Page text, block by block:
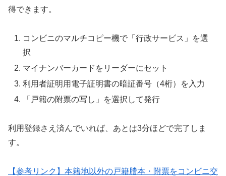
得できます。
コンビニのマルチコピー機で「行政サービス」を選
択
マイナンバーカードをリーダーにセット
利用者証明用電子証明書の暗証番号（4桁）を入力
「戸籍の附票の写し」を選択して発行
利用登録さえ済んでいれば、あとは3分ほどで完了しま
す。
【参考リンク】本籍地以外の戸籍謄本・附票をコンビニ交